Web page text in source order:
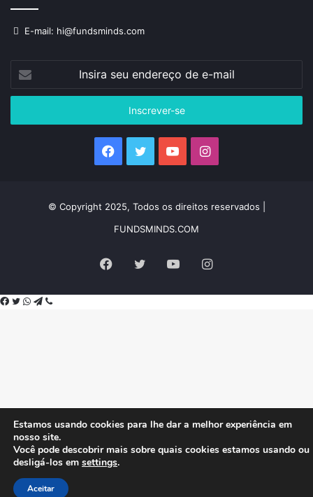
E-mail: hi@fundsminds.com
Insira
seu
endereço
e-
Facebook
Twitter YouTubeInstagram
© Copyright 2025, Todos os direitos reservados |
FUNDSMINDS.COM
Facebook
Twitter YouTubeInstagram
Facebook
Twitter
WhatsApp
Telegram
Estamos usando cookies para lhe dar a melhor experiência em
nosso site.
Você pode descobrir mais sobre quais cookies estamos usando ou
desligá-los em settings.
Aceitar